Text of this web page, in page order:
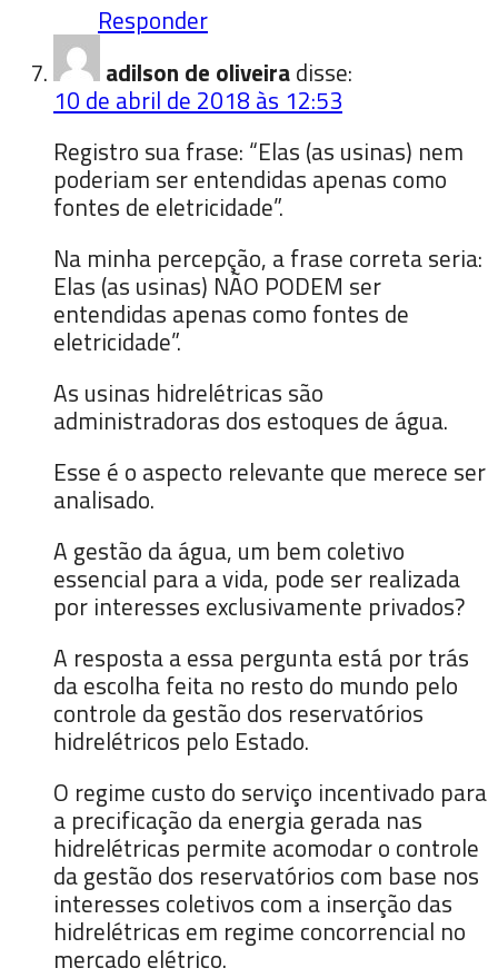
Responder
adilson de oliveiradisse:
10 de abril de 2018 às 12:53
Registro sua frase: “Elas (as usinas) nem
poderiam ser entendidas apenas como
fontes de eletricidade”.
Na minha percepção, a frase correta seria:
Elas (as usinas) NÃO PODEM ser
entendidas apenas como fontes de
eletricidade”.
As usinas hidrelétricas são
administradoras dos estoques de água.
Esse é o aspecto relevante que merece ser
analisado.
A gestão da água, um bem coletivo
essencial para a vida, pode ser realizada
por interesses exclusivamente privados?
A resposta a essa pergunta está por trás
da escolha feita no resto do mundo pelo
controle da gestão dos reservatórios
hidrelétricos pelo Estado.
O regime custo do serviço incentivado para
a precificação da energia gerada nas
hidrelétricas permite acomodar o controle
da gestão dos reservatórios com base nos
interesses coletivos com a inserção das
hidrelétricas em regime concorrencial no
mercado elétrico.